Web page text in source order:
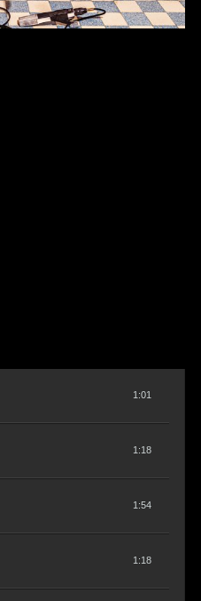
1:01
1:18
1:54
1:18